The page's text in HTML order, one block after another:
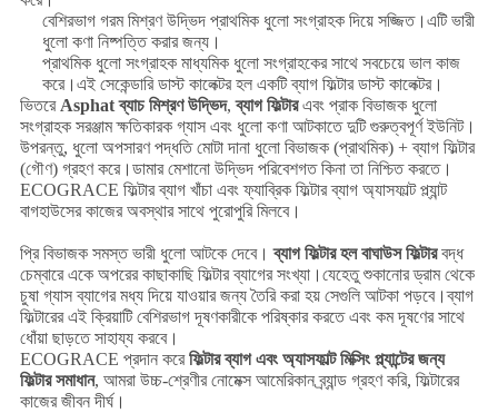
বেশিরভাগ গরম মিশ্রণ উদ্ভিদ প্রাথমিক ধুলো সংগ্রাহক দিয়ে সজ্জিত।এটি ভারী
ধুলো কণা নিষ্পত্তি করার জন্য।
প্রাথমিক ধুলো সংগ্রাহক মাধ্যমিক ধুলো সংগ্রাহকের সাথে সবচেয়ে ভাল কাজ
করে।এই সেকেন্ডারি ডাস্ট কালেক্টর হল একটি ব্যাগ ফিল্টার ডাস্ট কালেক্টর।
ভিতরেAsphat ব্যাচ মিশ্রণ উদ্ভিদ,ব্যাগ ফিল্টারএবং প্রাক বিভাজক ধুলো
সংগ্রাহক সরঞ্জাম ক্ষতিকারক গ্যাস এবং ধুলো কণা আটকাতে দুটি গুরুত্বপূর্ণ ইউনিট।
উপরন্তু, ধুলো অপসারণ পদ্ধতি মোটা দানা ধুলো বিভাজক (প্রাথমিক) + ব্যাগ ফিল্টার
(গৌণ) গ্রহণ করে।ডামার মেশানো উদ্ভিদ পরিবেশগত কিনা তা নিশ্চিত করতে।
ECOGRACE ফিল্টার ব্যাগ খাঁচা এবং ফ্যাব্রিক ফিল্টার ব্যাগ অ্যাসফাল্ট প্ল্যান্ট
বাগহাউসের কাজের অবস্থার সাথে পুরোপুরি মিলবে।
প্রি বিভাজক সমস্ত ভারী ধুলো আটকে দেবে।ব্যাগ ফিল্টার হল বাঘাউস ফিল্টারবদ্ধ
চেম্বারে একে অপরের কাছাকাছি ফিল্টার ব্যাগের সংখ্যা।যেহেতু শুকানোর ড্রাম থেকে
চুষা গ্যাস ব্যাগের মধ্য দিয়ে যাওয়ার জন্য তৈরি করা হয় সেগুলি আটকা পড়বে।ব্যাগ
ফিল্টারের এই ক্রিয়াটি বেশিরভাগ দূষণকারীকে পরিষ্কার করতে এবং কম দূষণের সাথে
ধোঁয়া ছাড়তে সাহায্য করবে।
ECOGRACE প্রদান করেফিল্টার ব্যাগ এবং অ্যাসফাল্ট মিক্সিং প্ল্যান্টের জন্য
ফিল্টার সমাধান, আমরা উচ্চ-শ্রেণীর নোমেক্স আমেরিকান ব্র্যান্ড গ্রহণ করি, ফিল্টারের
কাজের জীবন দীর্ঘ।